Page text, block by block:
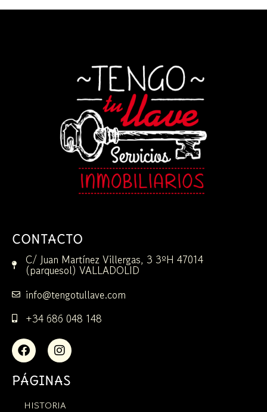
CONTACTO
C/ Juan Martínez Villergas, 3 3ºH 47014
(parquesol) VALLADOLID
info@tengotullave.com
+34 686 048 148
PÁGINAS
HISTORIA